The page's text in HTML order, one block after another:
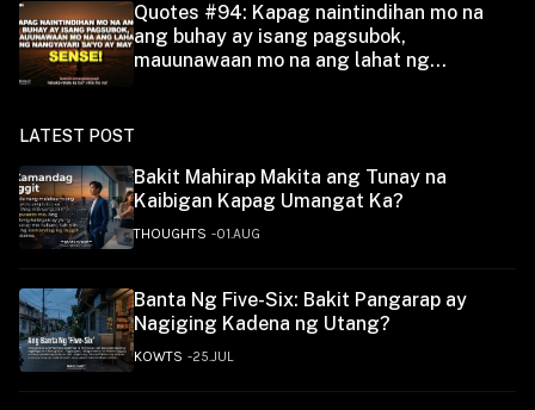
Quotes #94: Kapag naintindihan mo na
ang buhay ay isang pagsubok,
mauunawaan mo na ang lahat ng
LATEST POST
Bakit Mahirap Makita ang Tunay na
Kaibigan Kapag Umangat Ka?
THOUGHTS 01.AUG
Banta Ng Five-Six: Bakit Pangarap ay
Nagiging Kadena ng Utang?
KOWTS 25.JUL